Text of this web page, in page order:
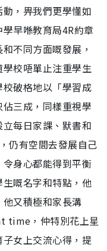
，畀我們更學懂如
早喺教育局4R約章
不同方面嘅發展，
校唔單止注重學生
破格地以「學習成
三成，同樣重視學
每日家課、默書和
仍有空間去發展自己
身心都能得到平衡
嘅名字和特點，他
又積極和家長溝
time，仲特別花上星
女上交流心得，提